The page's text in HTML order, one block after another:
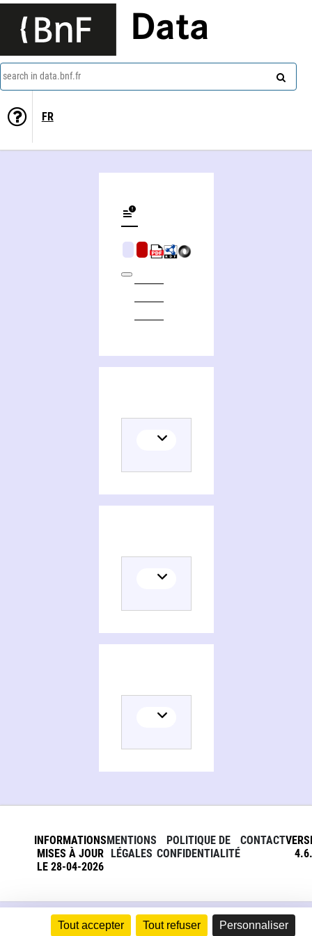
Tout accepter Tout refuser Personnaliser
Data
search in data.bnf.fr
FR
INFORMATIONS
MISES À JOUR
LE 28-04-2026
MENTIONS
LÉGALES
POLITIQUE DE
CONFIDENTIALITÉ
CONTACT